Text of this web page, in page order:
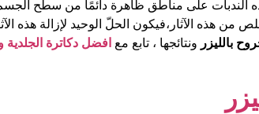
الندبات على مناطق ظاهرة دائمًا من سطح
هذه الآثار،فيكون الحلّ الوحيد لإزالة هذه
بالليزر ونتائجها ، تابع مع افضل دكاترة